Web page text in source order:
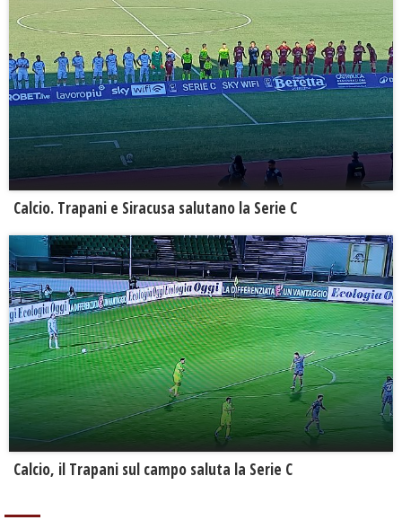
Calcio. Trapani e Siracusa salutano la Serie C
Calcio, il Trapani sul campo saluta la Serie C